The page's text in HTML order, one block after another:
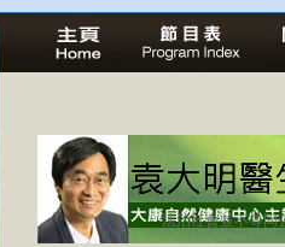
法治社會並不等同